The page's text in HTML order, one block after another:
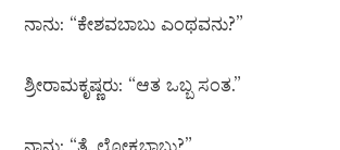
ನಾನು: “ಕೇಶವಬಾಬು ಎಂಥವನು?”
ಶ್ರೀರಾಮಕೃಷ್ಣರು: “ಆತ ಒಬ್ಬ ಸಂತ.”